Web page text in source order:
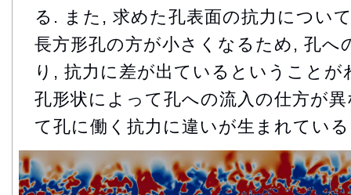
る. また, 求めた孔表面の抗力につい
長方形孔の方が小さくなるため, 孔へ
り, 抗力に差が出ているということ
孔形状によって孔への流入の仕方が
て孔に働く抗力に違いが生まれてい
動
画
プ